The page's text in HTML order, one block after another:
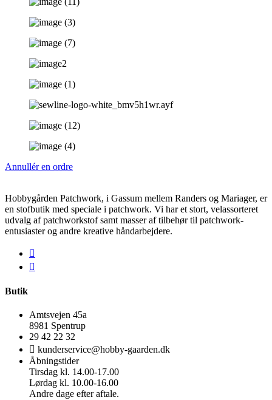
Annullér en ordre
Hobbygården Patchwork, i Gassum mellem Randers og Mariager, er
en stofbutik med speciale i patchwork. Vi har et stort, velassorteret
udvalg af patchworkstof samt masser af tilbehør til patchwork-
entusiaster og andre kreative håndarbejdere.
Butik
Amtsvejen 45a
8981 Spentrup
29 42 22 32
kunderservice@hobby-gaarden.dk
Åbningstider
Tirsdag kl. 14.00-17.00
Lørdag kl. 10.00-16.00
Andre dage efter aftale.